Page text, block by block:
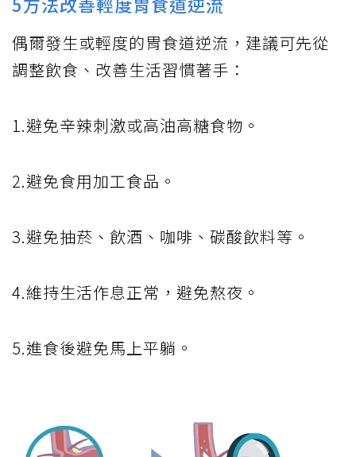
偶爾發生或輕度的胃食道逆流，建議可先從
調整飲食、改善生活習慣著手：
1.避免辛辣刺激或高油高糖食物。
2.避免食用加工食品。
3.避免抽菸、飲酒、咖啡、碳酸飲料等。
4.維持生活作息正常，避免熬夜。
5.進食後避免馬上平躺。